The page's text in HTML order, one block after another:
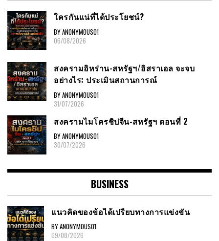
ใครกันแน่ที่ได้ประโยชน์?
BY ANONYMOUS01
06/08/2026
สงครามอิหร่าน-สหรัฐฯ/อิสราเอล จะจบ
อย่างไร: ประเมินสถานการณ์
BY ANONYMOUS01
31/07/2026
สงครามไมโครชิปจีน-สหรัฐฯ ตอนที่ 2
BY ANONYMOUS01
30/07/2026
BUSINESS
แนวคิดของข้อได้เปรียบทางการแข่งขัน
BY ANONYMOUS01
09/08/2026